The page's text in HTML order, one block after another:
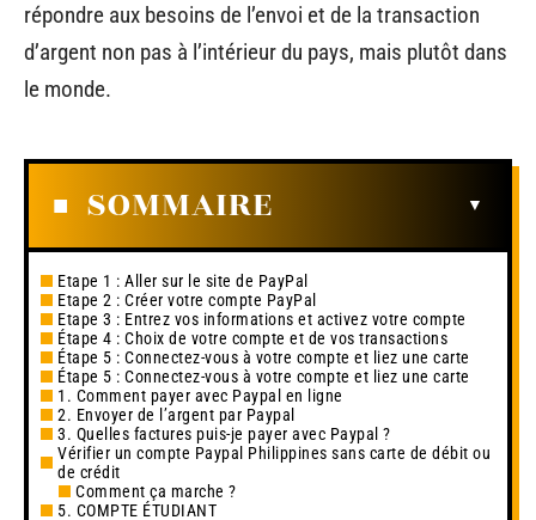
répondre aux besoins de l’envoi et de la transaction
d’argent non pas à l’intérieur du pays, mais plutôt dans
le monde.
SOMMAIRE
Etape 1 : Aller sur le site de PayPal
Etape 2 : Créer votre compte PayPal
Etape 3 : Entrez vos informations et activez votre compte
Étape 4 : Choix de votre compte et de vos transactions
Étape 5 : Connectez-vous à votre compte et liez une carte
Étape 5 : Connectez-vous à votre compte et liez une carte
1. Comment payer avec Paypal en ligne
2. Envoyer de l’argent par Paypal
3. Quelles factures puis-je payer avec Paypal ?
Vérifier un compte Paypal Philippines sans carte de débit ou
de crédit
Comment ça marche ?
5. COMPTE ÉTUDIANT